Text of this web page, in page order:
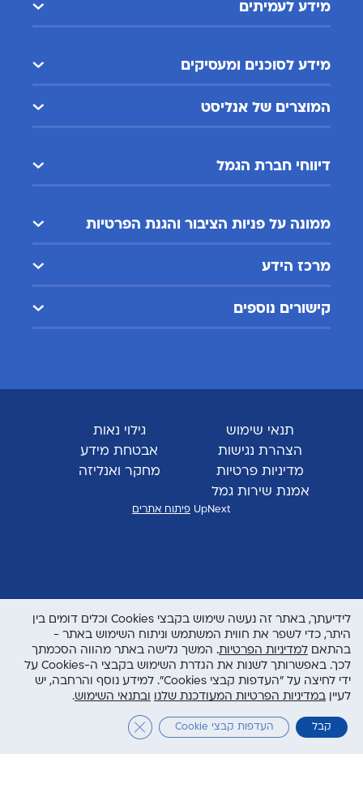
מידע לעמיתים
מידע לסוכנים ומעסיקים
המוצרים של אנליסט
דיווחי חברת הגמל
ממונה על פניות הציבור והגנת הפרטיות
מרכז הידע
קישורים נוספים
תנאי שימוש
גילוי נאות
הצהרת נגישות
אבטחת מידע
מדיניות פרטיות
מחקר ואנליזה
אמנת שירות גמל
UpNext פיתוח אתרים
לידיעתך, באתר זה נעשה שימוש בקבצי Cookies וכלים דומים בין
היתר, כדי לשפר את חווית המשתמש וניתוח השימוש באתר -
בהתאם למדיניות הפרטיות. המשך גלישה באתר מהווה הסכמתך
לכך. באפשרותך לשנות את הגדרת השימוש בקבצי ה-Cookies על
ידי לחיצה על "העדפות קבצי Cookies". למידע נוסף והרחבה, יש
לעיין במדיניות הפרטיות המעודכנת שלנו ובתנאי השימוש.
קבל העדפות קבצי Cookie Close GDPR Cookie Banner